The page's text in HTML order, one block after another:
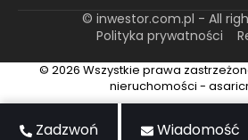
© inwestor.com.pl - All
Polityka prywatności
© 2026 Wszystkie prawa
nieruchomości -
Zadzwoń Wiadomość